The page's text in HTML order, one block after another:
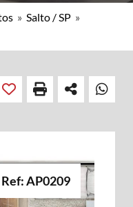
» Salto / SP »
Ref: AP0209